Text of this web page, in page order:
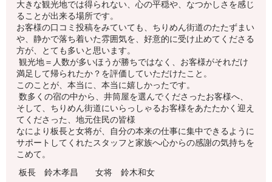
大きな観光地では得られない、心の平穏や、なつかしさを感じ
ることが出来る場所です。
お客様の口コミ投稿をみていても、ちりめん街道のたたずまい
や、静かで落ち着いた雰囲気を、好意的に受け止めてくださる
方が、とても多いと思います。
観光地＝人数が多いほうが勝ちではなく、お客様がそれだけ
満足して帰られたか？を評価していただけたこと。
このことが、本当に、本当に嬉しかったです。
数多くの宿の中から、井筒屋を選んでくださったお客様へ、
そして、ちりめん街道にいらっしゃるお客様をあたたかく迎え
てくださった、地元住民の皆様
なにより板長と女将が、自分の本来の仕事に集中できるように
サポートしてくれたスタッフと家族へ心からの感謝の気持ちを
こめて。
板長 鈴木孝昌 女将 鈴木和女